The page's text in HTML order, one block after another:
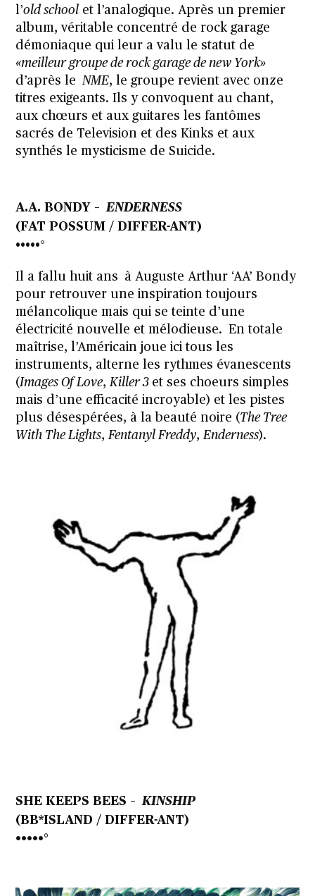
l’old school et l’analogique. Après un premier
album, véritable concentré de rock garage
démoniaque qui leur a valu le statut de
«meilleur groupe de rock garage de new York»
d’après leNME, le groupe revient avec onze
titres exigeants. Ils y convoquent au chant,
aux chœurs et aux guitares les fantômes
sacrés de Television et des Kinks et aux
synthés le mysticisme de Suicide.
A.A. BONDY –ENDERNESS
(FAT POSSUM / DIFFER-ANT)
•••••°
Il a fallu huit ans à Auguste Arthur ‘AA’ Bondy
pour retrouver une inspiration toujours
mélancolique mais qui se teinte d’une
électricité nouvelle et mélodieuse. En totale
maîtrise, l’Américain joue ici tous les
instruments, alterne les rythmes évanescents
(Images Of Love,Killer 3 et ses choeurs simples
mais d’une efficacité incroyable) et les pistes
plus désespérées, à la beauté noire (The Tree
With The Lights,Fentanyl Freddy,Enderness).
SHE KEEPS BEES –KINSHIP
(BB*ISLAND / DIFFER-ANT)
•••••°